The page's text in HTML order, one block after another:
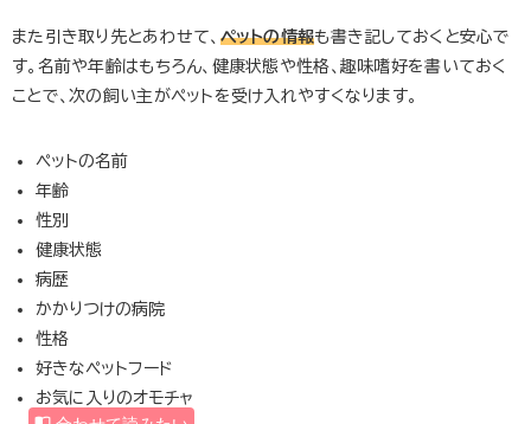
また引き取り先とあわせて、 ペットの情報も書き記しておくと安心で
す。名前や年齢はもちろん、健康状態や性格、趣味嗜好を書いておく
ことで、次の飼い主がペットを受け入れやすくなります。
ペットの名前
年齢
性別
健康状態
病歴
かかりつけの病院
性格
好きなペットフード
お気に入りのオモチャ